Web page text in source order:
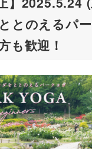
とのえるパ
も歓迎！